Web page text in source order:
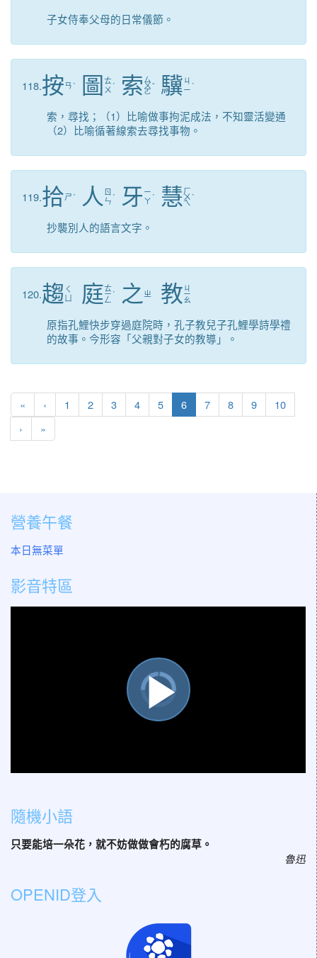
子女侍奉父母的日常儀節。
118.按ㄢˋ 圖 ㄊ
ㄨ ˊ 索 ㄙ
ㄨ
ㄛ
ˇ 驥 ㄐ
ㄧˋ
索，尋找；（1）比喻做事拘泥成法，不知靈活變通
（2）比喻循著線索去尋找事物。
119.拾ㄕ ˊ 人 ㄖ
ㄣ ˊ 牙 ㄧ
ㄚ ˊ 慧ㄏ
ㄨ
ㄟ
ˋ
抄襲別人的語言文字。
120.趨 ㄑ
庭ㄊ
ㄧ
ㄥ
ˊ 之 ㄓ 教 ㄐ
ㄧ
ㄠ
原指孔鯉快步穿過庭院時，孔子教兒子孔鯉學詩學禮
的故事。今形容「父親對子女的教導」。
« 第一頁
‹ 上一頁
1 2 3 4 5 6(目前頁次)
7 8 9
10
› 下一頁
»
營養午餐
本日無菜單
影音特區
訊
器
播
放
影
片
隨機小語
只要能培一朵花，就不妨做做會朽的腐草。
魯迅
OPENID登入